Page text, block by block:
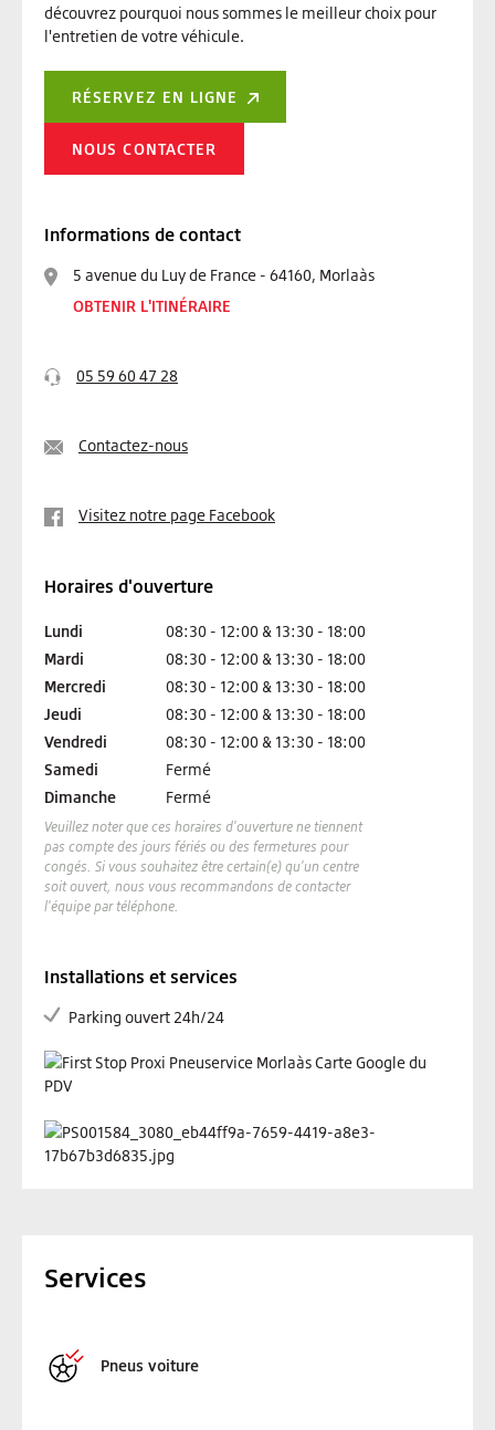
découvrez pourquoi nous sommes le meilleur choix pour
l'entretien de votre véhicule.
RÉSERVEZ EN LIGNE
NOUS CONTACTER
Informations de contact
5 avenue du Luy de France - 64160, Morlaàs
OBTENIR L'ITINÉRAIRE
05 59 60 47 28
Contactez-nous
Visitez notre page Facebook
Horaires d'ouverture
Lundi
08:30 - 12:00 & 13:30 - 18:00
Mardi
08:30 - 12:00 & 13:30 - 18:00
Mercredi
08:30 - 12:00 & 13:30 - 18:00
Jeudi
08:30 - 12:00 & 13:30 - 18:00
Vendredi
08:30 - 12:00 & 13:30 - 18:00
Samedi
Fermé
Dimanche
Fermé
Veuillez noter que ces horaires d'ouverture ne tiennent
pas compte des jours fériés ou des fermetures pour
congés. Si vous souhaitez être certain(e) qu'un centre
soit ouvert, nous vous recommandons de contacter
l'équipe par téléphone.
Installations et services
Parking ouvert 24h/24
Services
Pneus voiture